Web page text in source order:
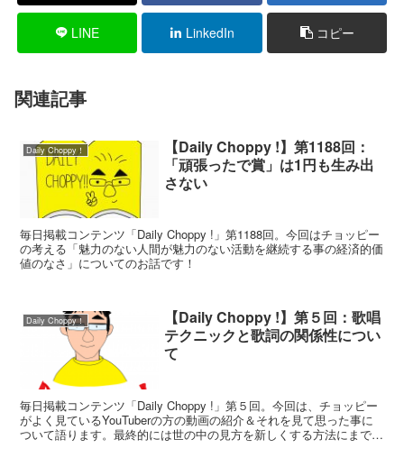
LINE LinkedIn コピー
関連記事
Daily Choppy！
【Daily Choppy !】第1188回：
「頑張ったで賞」は1円も生み出
さない
毎日掲載コンテンツ「Daily Choppy !」第1188回。今回はチョッピー
の考える「魅力のない人間が魅力のない活動を継続する事の経済的価
値のなさ」についてのお話です！
Daily Choppy！
【Daily Choppy !】第５回：歌唱
テクニックと歌詞の関係性につい
て
毎日掲載コンテンツ「Daily Choppy !」第５回。今回は、チョッピー
がよく見ているYouTuberの方の動画の紹介＆それを見て思った事に
ついて語ります。最終的には世の中の見方を新しくする方法にまで話